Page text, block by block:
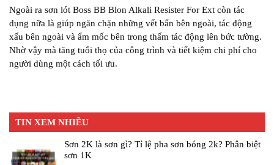
Ngoài ra sơn lót Boss BB Blon Alkali Resister For Ext còn tác
dụng nữa là giúp ngăn chặn những vết bẩn bên ngoài, tác động
xấu bên ngoài và ẩm mốc bên trong thấm tác động lên bức tường.
Nhờ vậy mà tăng tuổi thọ của công trình và tiết kiệm chi phí cho
người dùng một cách tối ưu.
TIN XEM NHIỀU
Sơn 2K là sơn gì? Tỉ lệ pha sơn bóng 2k? Phân biệt
sơn 1K